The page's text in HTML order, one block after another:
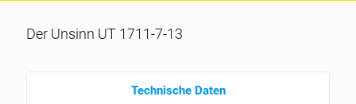
Der Unsinn UT 1711-7-13
Technische Daten